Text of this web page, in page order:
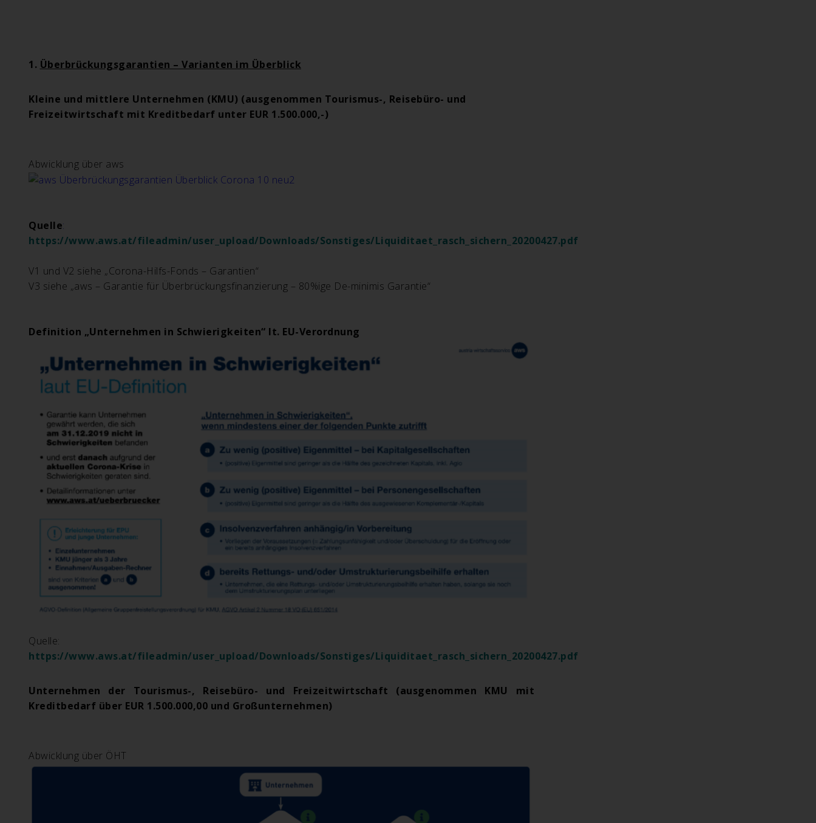
1. Überbrückungsgarantien – Varianten im Überblick
Kleine und mittlere Unternehmen (KMU) (ausgenommen Tourismus-, Reisebüro- und
Freizeitwirtschaft mit Kreditbedarf unter EUR 1.500.000,-)
Abwicklung über aws
Quelle:
https://www.aws.at/fileadmin/user_upload/Downloads/Sonstiges/Liquiditaet_rasch_sichern_20200427.pdf
V1 und V2 siehe „Corona-Hilfs-Fonds – Garantien“
V3 siehe „aws – Garantie für Überbrückungsfinanzierung – 80%ige De-minimis Garantie“
Definition „Unternehmen in Schwierigkeiten“ lt. EU-Verordnung
Quelle:
https://www.aws.at/fileadmin/user_upload/Downloads/Sonstiges/Liquiditaet_rasch_sichern_20200427.pdf
Unternehmen der Tourismus-, Reisebüro- und Freizeitwirtschaft (ausgenommen KMU mit
Kreditbedarf über EUR 1.500.000,00 und Großunternehmen)
Abwicklung über ÖHT